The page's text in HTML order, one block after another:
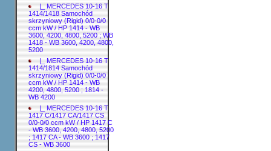
|_ MERCEDES 10-16 T
1414/1418 Samochód
skrzyniowy (Rigid) 0/0-0/0
ccm kW / HP 1414 - WB
3600, 4200, 4800, 5200 ; WB
1418 - WB 3600, 4200, 4800,
5200
|_ MERCEDES 10-16 T
1414/1814 Samochód
skrzyniowy (Rigid) 0/0-0/0
ccm kW / HP 1414 - WB
4200, 4800, 5200 ; 1814 -
WB 4200
|_ MERCEDES 10-16 T
1417 C/1417 CA/1417 CS
0/0-0/0 ccm kW / HP 1417 C
- WB 3600, 4200, 4800, 5200
; 1417 CA - WB 3600 ; 1417
CS - WB 3600